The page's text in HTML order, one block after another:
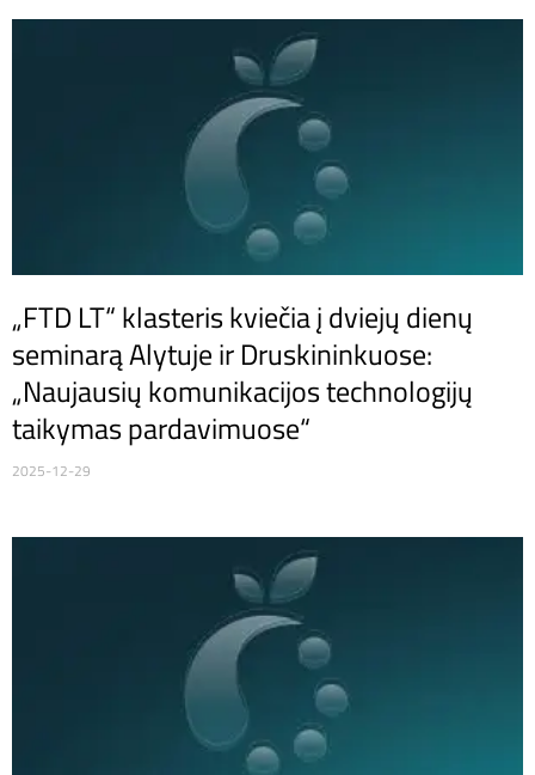
„FTD LT“ klasteris kviečia į dviejų dienų
seminarą Alytuje ir Druskininkuose:
„Naujausių komunikacijos technologijų
taikymas pardavimuose“
2025-12-29